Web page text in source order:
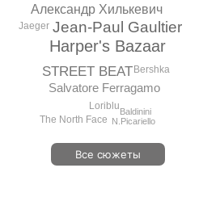
Harper's Bazaar
Jean-Paul Gaultier
STREET BEAT
Александр Хилькевич
Salvatore Ferragamo
Loriblu
Bershka
The North Face
Jaeger
Baldinini
N.Picariello
Все сюжеты